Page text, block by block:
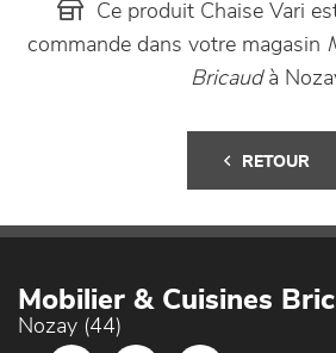
Ce produit Chaise Vari
commande dans votre magasin
Bricaudà
RETOUR
Mobilier & Cuisines
Nozay (44)